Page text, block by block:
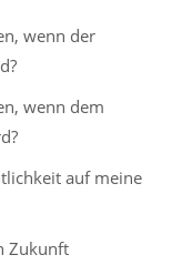
wenn der
wenn dem
auf meine
Zukunft